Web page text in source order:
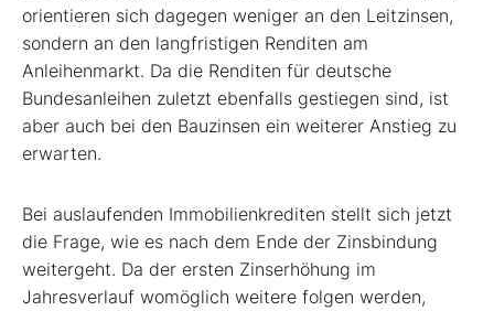
orientieren sich dagegen weniger an den Leitzinsen,
sondern an den langfristigen Renditen am
Anleihenmarkt. Da die Renditen für deutsche
Bundesanleihen zuletzt ebenfalls gestiegen sind, ist
aber auch bei den Bauzinsen ein weiterer Anstieg zu
erwarten.
Bei auslaufenden Immobilienkrediten stellt sich jetzt
die Frage, wie es nach dem Ende der Zinsbindung
weitergeht. Da der ersten Zinserhöhung im
Jahresverlauf womöglich weitere folgen werden,